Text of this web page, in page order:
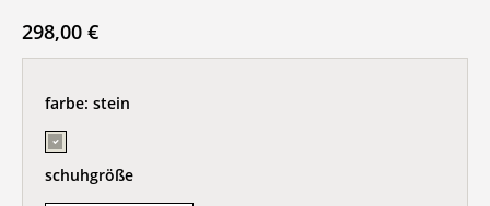
298,00 €
farbe: stein
schuhgröße